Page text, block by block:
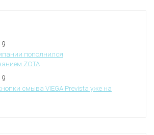
пополнился
ZOTA
смыва VIEGA Prevista уже на